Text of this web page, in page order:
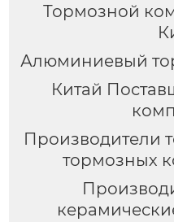
Тормозной
Алюминиевый
Китай
Производители
тормозных